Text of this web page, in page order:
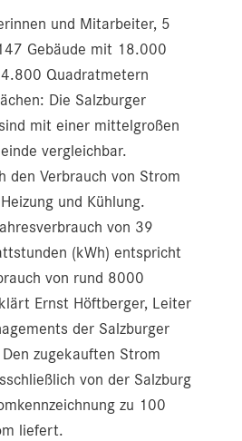
und Mitarbeiter, 5
Gebäude mit 18.000
Quadratmetern
Die Salzburger
mit einer mittelgroßen
vergleichbar.
den Verbrauch von Strom
und Kühlung.
von 39
(kWh) entspricht
von rund 8000
Ernst Höftberger, Leiter
der Salzburger
zugekauften Strom
von der Salzburg
zu 100
liefert.